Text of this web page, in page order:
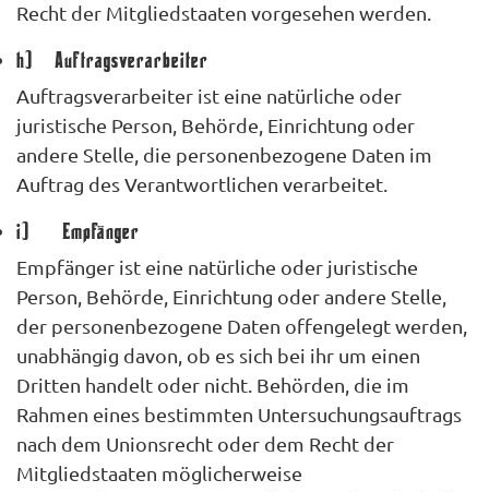
Recht der Mitgliedstaaten vorgesehen werden.
h) Auftragsverarbeiter
Auftragsverarbeiter ist eine natürliche oder
juristische Person, Behörde, Einrichtung oder
andere Stelle, die personenbezogene Daten im
Auftrag des Verantwortlichen verarbeitet.
i) Empfänger
Empfänger ist eine natürliche oder juristische
Person, Behörde, Einrichtung oder andere Stelle,
der personenbezogene Daten offengelegt werden,
unabhängig davon, ob es sich bei ihr um einen
Dritten handelt oder nicht. Behörden, die im
Rahmen eines bestimmten Untersuchungsauftrags
nach dem Unionsrecht oder dem Recht der
Mitgliedstaaten möglicherweise